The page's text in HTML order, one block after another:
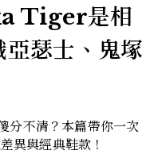
Tiger是相
亞瑟士、鬼塚
不清？本篇帶你一次
異與經典鞋款！